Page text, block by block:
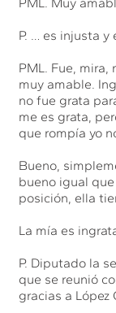
P. … es injusta y
PML. Fue, mira,
muy amable.
no fue grata
me es grata,
que rompía yo
Bueno,
bueno igual
posición, ella
La mía es
P. Diputado la
que se reunió
gracias a López